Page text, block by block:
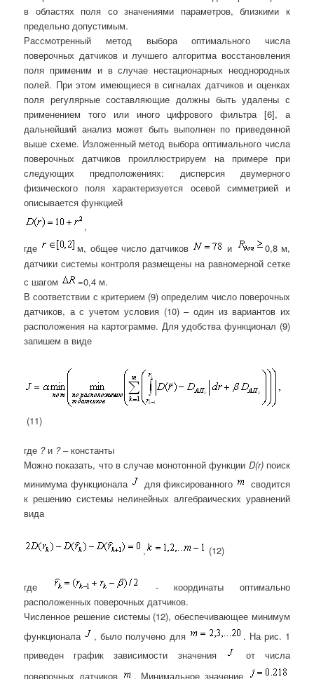
в областях поля со значениями параметров, близкими к
предельно допустимым.
Рассмотренный метод выбора оптимального числа
поверочных датчиков и лучшего алгоритма восстановления
поля применим и в случае нестационарных неоднородных
полей. При этом имеющиеся в сигналах датчиков и оценках
поля регулярные составляющие должны быть удалены с
применением того или иного цифрового фильтра [6], а
дальнейший анализ может быть выполнен по приведенной
выше схеме. Изложенный метод выбора оптимального числа
поверочных датчиков проиллюстрируем на примере при
следующих предположениях: дисперсия двумерного
физического поля характеризуется осевой симметрией и
описывается функцией
,
где
м, общее число датчиков и
0,8 м,
датчики системы контроля размещены на равномерной сетке
с шагом
=0,4 м.
В соответствии с критерием (9) определим число поверочных
датчиков, а с учетом условия (10) – один из вариантов их
расположения на картограмме. Для удобства функционал (9)
запишем в виде
(11)
где ?и ?– константы
Можно показать, что в случае монотонной функции D(r)поиск
минимума функционала
для фиксированного
сводится
к решению системы нелинейных алгебраических уравнений
вида
, (12)
где
- координаты оптимально
расположенных поверочных датчиков.
Численное решение системы (12), обеспечивающее минимум
функционала
, было получено для
. На рис. 1
приведен график зависимости значения
от числа
поверочных датчиков
. Минимальное значение